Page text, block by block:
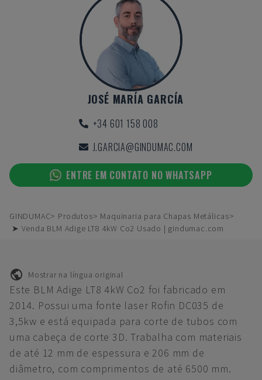
JOSÉ MARÍA GARCÍA
+34 601 158 008
J.GARCIA@GINDUMAC.COM
ENTRE EM CONTATO NO WHATSAPP
GINDUMAC Produtos
Maquinaria para Chapas Metálicas
➤ Venda BLM Adige LT8 4kW Co2 Usado | gindumac.com
Mostrar na língua original
Este BLM Adige LT8 4kW Co2 foi fabricado em
2014. Possui uma fonte laser Rofin DC035 de
3,5kw e está equipada para corte de tubos com
uma cabeça de corte 3D. Trabalha com materiais
de até 12 mm de espessura e 206 mm de
diâmetro, com comprimentos de até 6500 mm.